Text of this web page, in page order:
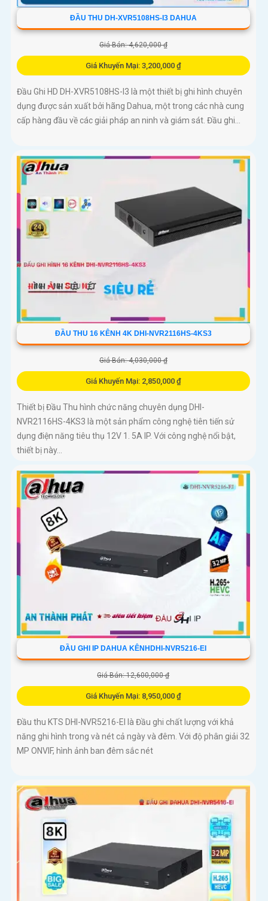
ĐẦU THU DH-XVR5108HS-I3 DAHUA
Giá Bán: 4,620,000 ₫
Giá Khuyến Mại: 3,200,000 ₫
Đầu Ghi HD DH-XVR5108HS-I3 là một thiết bị ghi hình chuyên
dụng được sản xuất bởi hãng Dahua, một trong các nhà cung
cấp hàng đầu về các giải pháp an ninh và giám sát. Đầu ghi...
ĐẦU THU 16 KÊNH 4K DHI-NVR2116HS-4KS3
Giá Bán: 4,030,000 ₫
Giá Khuyến Mại: 2,850,000 ₫
Thiết bị Đầu Thu hình chức năng chuyên dụng DHI-
NVR2116HS-4KS3 là một sản phẩm công nghệ tiên tiến sử
dụng điện năng tiêu thụ 12V 1. 5A IP. Với công nghệ nổi bật,
thiết bị này...
ĐẦU GHI IP DAHUA KÊNHDHI-NVR5216-EI
Giá Bán: 12,600,000 ₫
Giá Khuyến Mại: 8,950,000 ₫
Đầu thu KTS DHI-NVR5216-EI là Đầu ghi chất lượng với khả
năng ghi hình trong và nét cả ngày và đêm. Với độ phân giải 32
MP ONVIF, hình ảnh ban đêm sắc nét